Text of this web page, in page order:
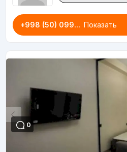
+998 (50) 099... Показать
0